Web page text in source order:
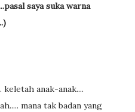
saya suka warna
anak-anak....
mana tak badan yang